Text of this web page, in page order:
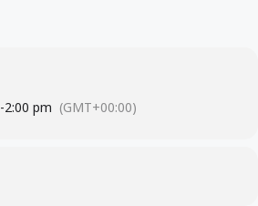
-2:00 pm (GMT+00:00)